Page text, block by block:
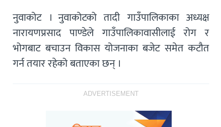
नुवाकोट । नुवाकोटको तादी गाउँपालिकाका अध्यक्ष
नारायणप्रसाद पाण्डेले गाउँपालिकावासीलाई रोग र
भोगबाट बचाउन विकास योजनाका बजेट समेत कटौत
गर्न तयार रहेको बताएका छन् ।
ADVERTISEMENT